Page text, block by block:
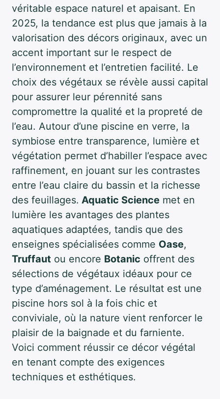
véritable espace naturel et apaisant. En
2025, la tendance est plus que jamais à la
valorisation des décors originaux, avec un
accent important sur le respect de
l’environnement et l’entretien facilité. Le
choix des végétaux se révèle aussi capital
pour assurer leur pérennité sans
compromettre la qualité et la propreté de
l’eau. Autour d’une piscine en verre, la
symbiose entre transparence, lumière et
végétation permet d’habiller l’espace avec
raffinement, en jouant sur les contrastes
entre l’eau claire du bassin et la richesse
des feuillages. Aquatic Science met en
lumière les avantages des plantes
aquatiques adaptées, tandis que des
enseignes spécialisées comme Oase,
Truffaut ou encore Botanic offrent des
sélections de végétaux idéaux pour ce
type d’aménagement. Le résultat est une
piscine hors sol à la fois chic et
conviviale, où la nature vient renforcer le
plaisir de la baignade et du farniente.
Voici comment réussir ce décor végétal
en tenant compte des exigences
techniques et esthétiques.